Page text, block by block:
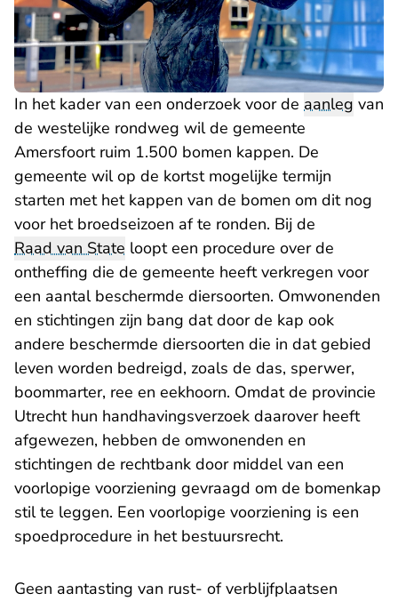
In het kader van een onderzoek voor de aanleg van
de westelijke rondweg wil de gemeente
Amersfoort ruim 1.500 bomen kappen. De
gemeente wil op de kortst mogelijke termijn
starten met het kappen van de bomen om dit nog
voor het broedseizoen af te ronden. Bij de
Raad van State loopt een procedure over de
ontheffing die de gemeente heeft verkregen voor
een aantal beschermde diersoorten. Omwonenden
en stichtingen zijn bang dat door de kap ook
andere beschermde diersoorten die in dat gebied
leven worden bedreigd, zoals de das, sperwer,
boommarter, ree en eekhoorn. Omdat de provincie
Utrecht hun handhavingsverzoek daarover heeft
afgewezen, hebben de omwonenden en
stichtingen de rechtbank door middel van een
voorlopige voorziening gevraagd om de bomenkap
stil te leggen. Een voorlopige voorziening is een
spoedprocedure in het bestuursrecht.
Geen aantasting van rust- of verblijfplaatsen